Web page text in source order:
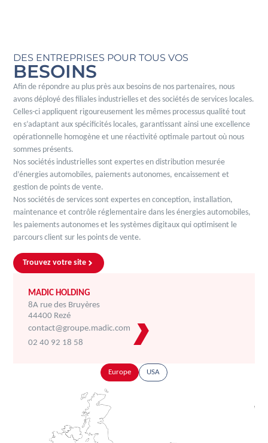
Europe USA
DES ENTREPRISES POUR TOUS VOS
BESOINS
Afin de répondre au plus près aux besoins de nos partenaires, nous
avons déployé des filiales industrielles et des sociétés de services locales.
Celles-ci appliquent rigoureusement les mêmes processus qualité tout
en s’adaptant aux spécificités locales, garantissant ainsi une excellence
opérationnelle homogène et une réactivité optimale partout où nous
sommes présents.
Nos sociétés industrielles sont expertes en distribution mesurée
d’énergies automobiles, paiements autonomes, encaissement et
gestion de points de vente.
Nos sociétés de services sont expertes en conception, installation,
maintenance et contrôle réglementaire dans les énergies automobiles,
les paiements autonomes et les systèmes digitaux qui optimisent le
parcours client sur les points de vente.
Trouvez votre site
MADIC HOLDING
8A rue des Bruyères
44400 Rezé
contact@groupe.madic.com
02 40 92 18 58